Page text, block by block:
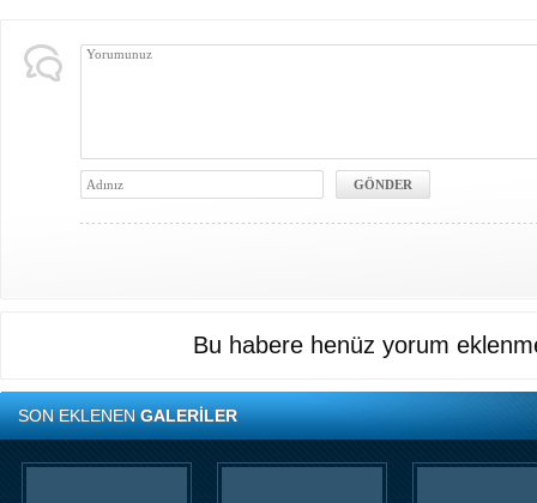
Bu habere henüz yorum
SON EKLENENGALERİLER